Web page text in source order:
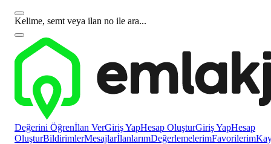
Kelime, semt veya ilan no ile ara...
Değerini Öğrenİlan VerGiriş YapHesap OluşturGiriş YapHesap
OluşturBildirimlerMesajlarİlanlarımDeğerlemelerimFavorilerim